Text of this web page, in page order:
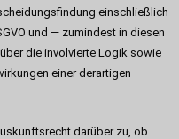
einschließlich
und — zumindest in diesen
die involvierte Logik sowie
einer derartigen
darüber zu, ob